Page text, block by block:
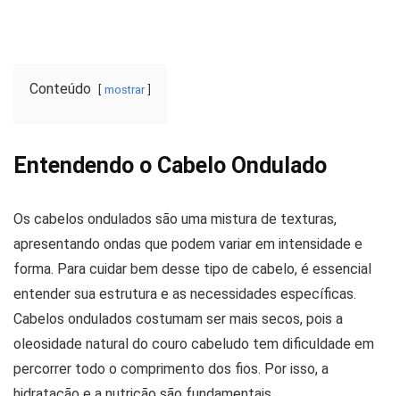
Conteúdo mostrar
Entendendo o Cabelo Ondulado
Os cabelos ondulados são uma mistura de texturas,
apresentando ondas que podem variar em intensidade e
forma. Para cuidar bem desse tipo de cabelo, é essencial
entender sua estrutura e as necessidades específicas.
Cabelos ondulados costumam ser mais secos, pois a
oleosidade natural do couro cabeludo tem dificuldade em
percorrer todo o comprimento dos fios. Por isso, a